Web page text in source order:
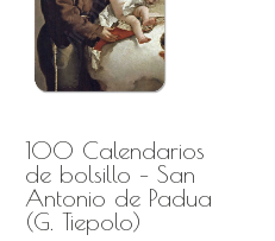
100 Calendarios
de bolsillo – San
Antonio de Padua
(G. Tiepolo)